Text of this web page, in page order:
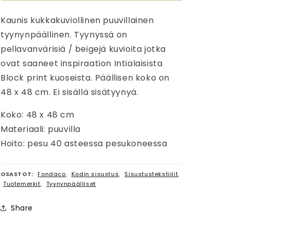
Kaunis kukkakuviollinen puuvillainen
tyynynpäällinen. Tyynyssä on
pellavanvärisiä / beigejä kuvioita jotka
ovat saaneet inspiraation Intialaisista
Block print kuoseista. Päällisen koko on
48 x 48 cm. Ei sisällä sisätyynyä.
Koko: 48 x 48 cm
Materiaali: puuvilla
Hoito: pesu 40 asteessa pesukoneessa
OSASTOT: Fondaco, Kodin sisustus, Sisustustekstiilit,
Tuotemerkit, Tyynynpäälliset
Share